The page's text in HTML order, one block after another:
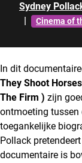
Sydney
|
Cinema of
In dit
They Shoot
The Firm ) zijn
ontmoeting tussen
toegankelijke
Pollack
documentaire is